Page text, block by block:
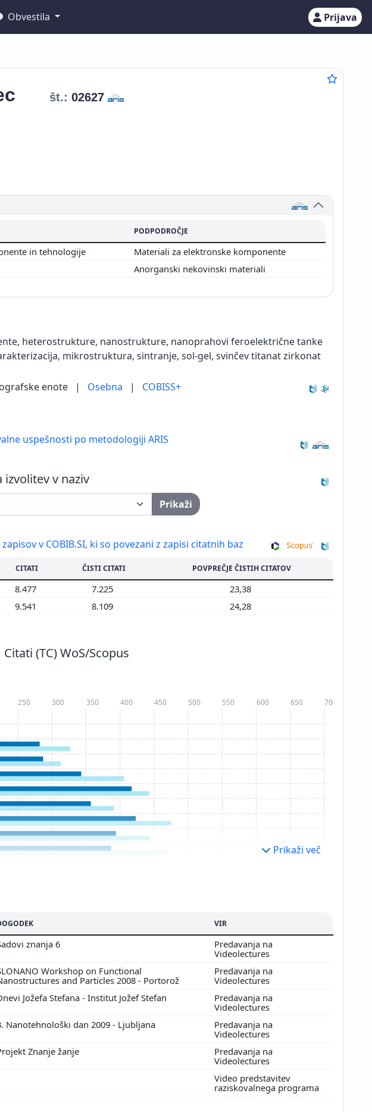
Obvestila Prijava
št.: 02627
PODPODROČJE
in tehnologije
Materiali za elektronske komponente
Anorganski nekovinski materiali
heterostrukture, nanostrukture, nanoprahovi feroelektrične tanke
mikrostruktura, sintranje, sol-gel, svinčev titanat zirkonat
enote | Osebna | COBISS+
uspešnosti po metodologiji ARIS
v naziv
Prikaži
v COBIB.SI, ki so povezani z zapisi citatnih baz
CITATI ČISTI CITATI POVPREČJE ČISTIH CITATOV
8.477 7.225
23,38
9.541 8.109 24,28
Citati (TC) WoS/Scopus
250 300 350 400 450 500 550 600 650 700
Prikaži več
VIR
znanja 6
Predavanja na
Videolectures
Workshop on Functional
and Particles 2008 - Portorož
Predavanja na
Videolectures
Jožefa Stefana - Institut Jožef Stefan
Predavanja na
Videolectures
Nanotehnološki dan 2009 - Ljubljana
Predavanja na
Videolectures
Znanje žanje
Predavanja na
Videolectures
Video predstavitev
raziskovalnega programa